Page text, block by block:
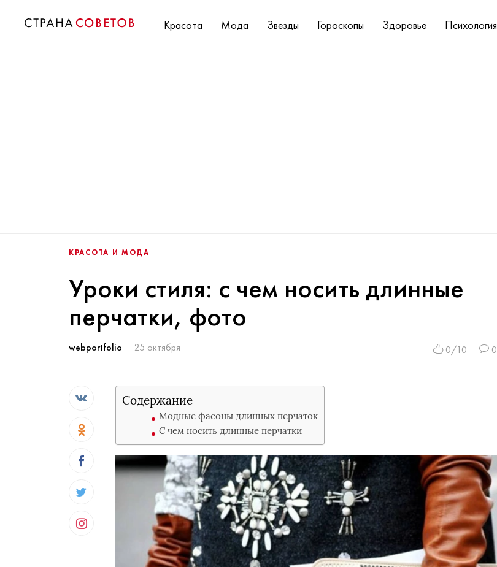
Красота Мода Звезды Гороскопы Здоровье Психология
КРАСОТА И МОДА
Уроки стиля: с чем носить длинные
перчатки, фото
webportfolio 25 октября 0/10 0
Содержание
Модные фасоны длинных перчаток
С чем носить длинные перчатки